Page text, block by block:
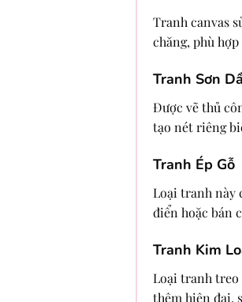
Tranh canvas
chăng, phù
Tranh Sơn
Được vẽ thủ
tạo nét riêng
Tranh Ép Gỗ
Loại tranh này
điển hoặc bán
Tranh Kim
Loại tranh treo
thêm hiện đại,